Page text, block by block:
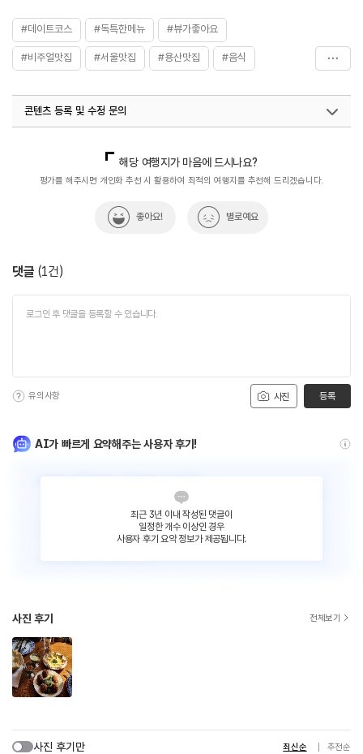
#데이트코스 #독특한메뉴 #뷰가좋아요
#비주얼맛집 #서울맛집 #용산맛집 #음식
콘텐츠 등록 및 수정 문의
해당 여행지가 마음에 드시나요?
평가를 해주시면 개인화 추천 시 활용하여 최적의 여행지를 추천해 드리겠습니다.
좋아요! 별로예요
댓글 (1건)
사진
유의사항 등록
AI가 빠르게 요약해주는 사용자 후기!
최근 3년 이내 작성된 댓글이
일정한 개수 이상인 경우
사용자 후기 요약 정보가 제공됩니다.
사진 후기 전체보기
사진 후기만 최신순 추천순